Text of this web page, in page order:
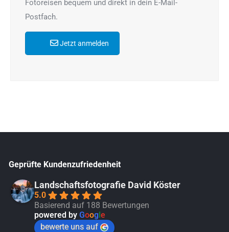
Fotoreisen bequem und direkt in dein E-Mail-
Postfach.
Jetzt anmelden
Geprüfte Kundenzufriedenheit
Landschaftsfotografie David Köster
5.0
Basierend auf 188 Bewertungen
powered by Google
bewerte uns auf